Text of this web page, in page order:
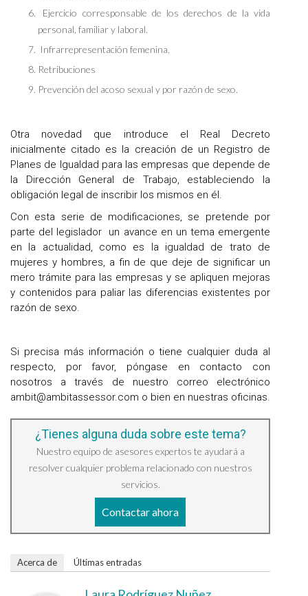
Ejercicio corresponsable de los derechos de la vida
personal, familiar y laboral.
Infrarrepresentación femenina.
Retribuciones
Prevención del acoso sexual y por razón de sexo.
Otra novedad que introduce el Real Decreto
inicialmente citado es la creación de un Registro de
Planes de Igualdad para las empresas que depende de
la Dirección General de Trabajo, estableciendo la
obligación legal de inscribir los mismos en él.
Con esta serie de modificaciones, se pretende por
parte del legislador un avance en un tema emergente
en la actualidad, como es la igualdad de trato de
mujeres y hombres, a fin de que deje de significar un
mero trámite para las empresas y se apliquen mejoras
y contenidos para paliar las diferencias existentes por
razón de sexo.
Si precisa más información o tiene cualquier duda al
respecto, por favor, póngase en contacto con
nosotros a través de nuestro correo electrónico
ambit@ambitassessor.com o bien en nuestras oficinas.
¿Tienes alguna duda sobre este tema?
Nuestro equipo de asesores expertos te ayudará a
resolver cualquier problema relacionado con nuestros
servicios.
Contactar ahora
Acerca de Últimas entradas